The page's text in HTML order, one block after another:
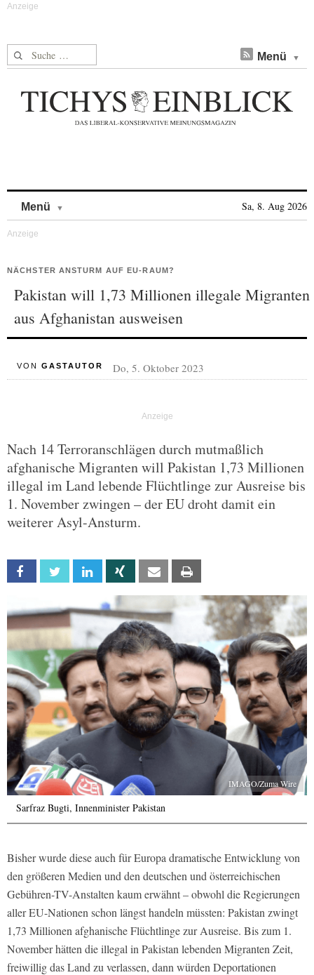
Suche nach: Menü
Menü Sa, 8. Aug 2026
NÄCHSTER ANSTURM AUF EU-RAUM?
Pakistan will 1,73 Millionen illegale Migranten
aus Afghanistan ausweisen
VON GASTAUTOR Do, 5. Oktober 2023
Nach 14 Terroranschlägen durch mutmaßlich
afghanische Migranten will Pakistan 1,73 Millionen
illegal im Land lebende Flüchtlinge zur Ausreise bis
1. November zwingen – der EU droht damit ein
weiterer Asyl-Ansturm.
Facebook Twitter Linkedin Xing Email
IMAGO/Zuma Wire
Sarfraz Bugti, Innenminister Pakistan
Bisher wurde diese auch für Europa dramatische Entwicklung von
den größeren Medien und den deutschen und österreichischen
Gebühren-TV-Anstalten kaum erwähnt – obwohl die Regierungen
aller EU-Nationen schon längst handeln müssten: Pakistan zwingt
1,73 Millionen afghanische Flüchtlinge zur Ausreise. Bis zum 1.
November hätten die illegal in Pakistan lebenden Migranten Zeit,
freiwillig das Land zu verlassen, dann würden Deportationen